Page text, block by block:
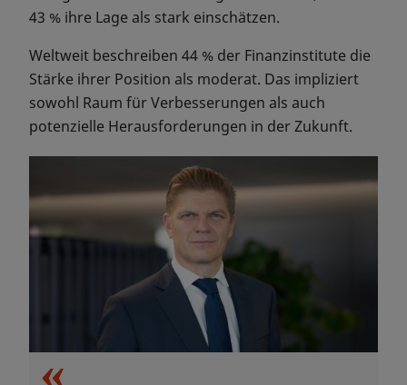
43 % ihre Lage als stark einschätzen.
Weltweit beschreiben 44 % der Finanzinstitute die
Stärke ihrer Position als moderat. Das impliziert
sowohl Raum für Verbesserungen als auch
potenzielle Herausforderungen in der Zukunft.